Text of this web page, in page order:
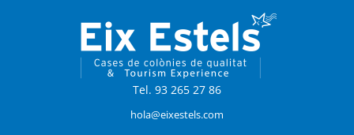
Tel. 93 265 27 86
hola@eixestels.com